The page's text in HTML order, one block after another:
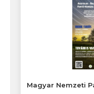
Magyar Nemzeti